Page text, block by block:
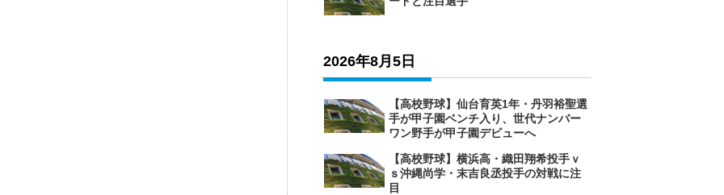
2026年8月5日
【高校野球】仙台育英1年・丹羽裕聖選
手が甲子園ベンチ入り、世代ナンバー
ワン野手が甲子園デビューへ
【高校野球】横浜高・織田翔希投手ｖ
ｓ沖縄尚学・末吉良丞投手の対戦に注
目